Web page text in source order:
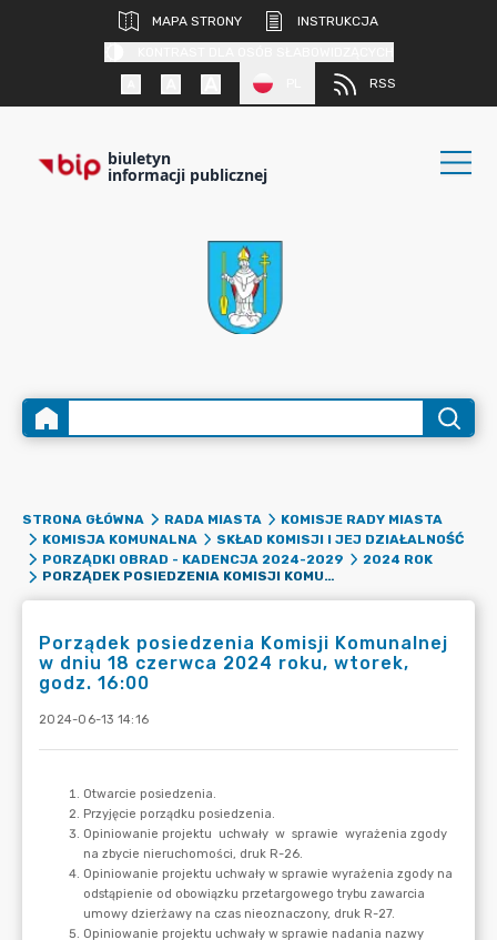
MAPA STRONY
INSTRUKCJA
RSS
biuletyn
informacji publicznej
STRONA GŁÓWNA RADA MIASTA
KOMISJE RADY MIASTA
KOMISJA KOMUNALNA
SKŁAD KOMISJI I JEJ DZIAŁALNOŚĆ
PORZĄDKI OBRAD - KADENCJA 2024-2029
2024 ROK
PORZĄDEK POSIEDZENIA KOMISJI KOMUNALNEJ W DNIU 18 CZERWCA 2024 ROKU, WTOREK, GODZ. 16:00
Porządek posiedzenia Komisji Komunalnej
w dniu 18 czerwca 2024 roku, wtorek,
godz. 16:00
2024-06-13 14:16